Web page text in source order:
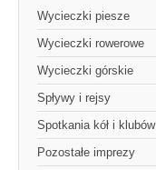
Wycieczki piesze
Wycieczki rowerowe
Wycieczki górskie
Spływy i rejsy
Spotkania kół i klubów
Pozostałe imprezy